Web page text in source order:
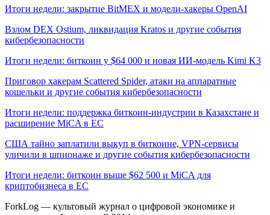
Итоги недели: закрытие BitMEX и модели-хакеры OpenAI
Взлом DEX Ostium, ликвидация Kratos и другие события
кибербезопасности
Итоги недели: биткоин у $64 000 и новая ИИ-модель Kimi K3
Приговор хакерам Scattered Spider, атаки на аппаратные
кошельки и другие события кибербезопасности
Итоги недели: поддержка биткоин-индустрии в Казахстане и
расширение MiCA в ЕС
США тайно заплатили выкуп в биткоине, VPN-сервисы
уличили в шпионаже и другие события кибербезопасности
Итоги недели: биткоин выше $62 500 и MiCA для
криптобизнеса в ЕС
ForkLog — культовый журнал о цифровой экономике и